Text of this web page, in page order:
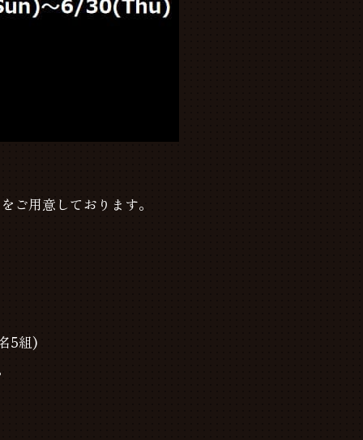
ご用意しております。
5組)